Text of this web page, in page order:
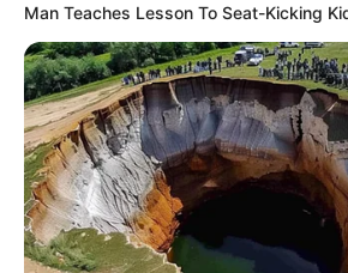
Man Teaches Lesson To Seat-Kicking